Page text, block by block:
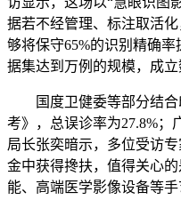
据若不经管理、标注取活
够将保守65%的识别精确
据集达到万例的规模，成立
国度卫健委等部分结合
考》，总误诊率为27.8%；
局长张奕暗示，多位受访
金中获得搀扶，值得关心
能、高端医学影像设备等